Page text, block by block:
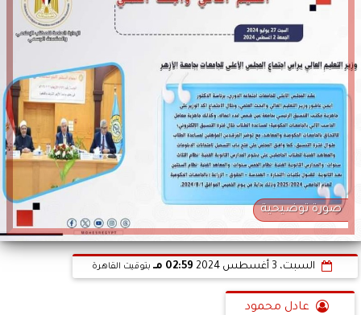
صورة توضيحية
السبت، 3 أغسطس 2024 02:59 مـ بتوقيت القاهرة
عادل محمود